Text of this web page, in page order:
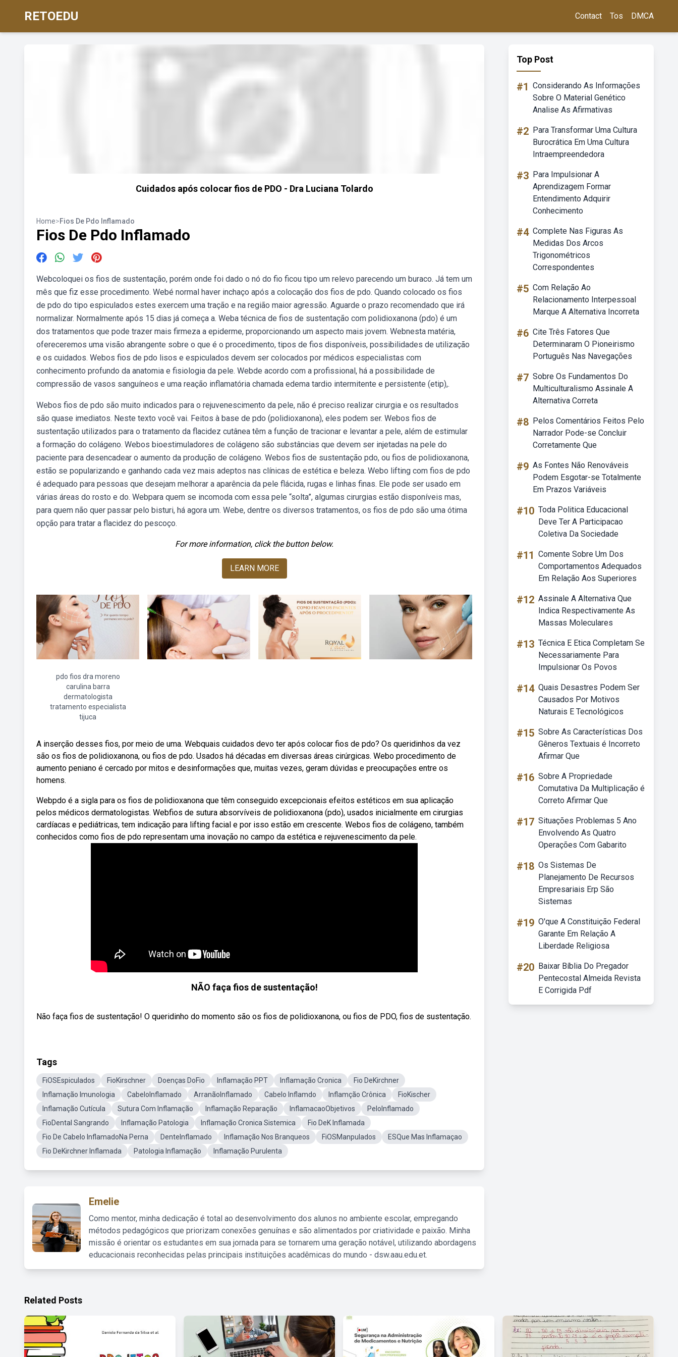
RETOEDU Contact Tos DMCA
Cuidados após colocar fios de PDO - Dra Luciana Tolardo
Home>Fios De Pdo Inflamado
Fios De Pdo Inflamado
Webcoloquei os fios de sustentação, porém onde foi dado o nó do fio ficou tipo um relevo parecendo um buraco. Já tem um
mês que fiz esse procedimento. Webé normal haver inchaço após a colocação dos fios de pdo. Quando colocado os fios
de pdo do tipo espiculados estes exercem uma tração e na região maior agressão. Aguarde o prazo recomendado que irá
normalizar. Normalmente após 15 dias já começa a. Weba técnica de fios de sustentação com polidioxanona (pdo) é um
dos tratamentos que pode trazer mais firmeza a epiderme, proporcionando um aspecto mais jovem. Webnesta matéria,
ofereceremos uma visão abrangente sobre o que é o procedimento, tipos de fios disponíveis, possibilidades de utilização
e os cuidados. Webos fios de pdo lisos e espiculados devem ser colocados por médicos especialistas com
conhecimento profundo da anatomia e fisiologia da pele. Webde acordo com a profissional, há a possibilidade de
compressão de vasos sanguíneos e uma reação inflamatória chamada edema tardio intermitente e persistente (etip),.
Webos fios de pdo são muito indicados para o rejuvenescimento da pele, não é preciso realizar cirurgia e os resultados
são quase imediatos. Neste texto você vai. Feitos à base de pdo (polidioxanona), eles podem ser. Webos fios de
sustentação utilizados para o tratamento da flacidez cutânea têm a função de tracionar e levantar a pele, além de estimular
a formação do colágeno. Webos bioestimuladores de colágeno são substâncias que devem ser injetadas na pele do
paciente para desencadear o aumento da produção de colágeno. Webos fios de sustentação pdo, ou fios de polidioxanona,
estão se popularizando e ganhando cada vez mais adeptos nas clínicas de estética e beleza. Webo lifting com fios de pdo
é adequado para pessoas que desejam melhorar a aparência da pele flácida, rugas e linhas finas. Ele pode ser usado em
várias áreas do rosto e do. Webpara quem se incomoda com essa pele “solta”, algumas cirurgias estão disponíveis mas,
para quem não quer passar pelo bisturi, há agora um. Webe, dentre os diversos tratamentos, os fios de pdo são uma ótima
opção para tratar a flacidez do pescoço.
For more information, click the button below.
LEARN MORE
pdo fios dra moreno
carulina barra
dermatologista
tratamento especialista
tijuca
A inserção desses fios, por meio de uma. Webquais cuidados devo ter após colocar fios de pdo? Os queridinhos da vez
são os fios de polidioxanona, ou fios de pdo. Usados há décadas em diversas áreas cirúrgicas. Webo procedimento de
aumento peniano é cercado por mitos e desinformações que, muitas vezes, geram dúvidas e preocupações entre os
homens.
Webpdo é a sigla para os fios de polidioxanona que têm conseguido excepcionais efeitos estéticos em sua aplicação
pelos médicos dermatologistas. Webfios de sutura absorvíveis de polidioxanona (pdo), usados inicialmente em cirurgias
cardíacas e pediátricas, tem indicação para lifting facial e por isso estão em crescente. Webos fios de colágeno, também
conhecidos como fios de pdo representam uma inovação no campo da estética e rejuvenescimento da pele.
NÃO faça fios de sustentação!
Não faça fios de sustentação! O queridinho do momento são os fios de polidioxanona, ou fios de PDO, fios de sustentação.
Tags
FiOSEspiculados FioKirschner Doenças DoFio Inflamação PPT Inflamação Cronica
Fio DeKirchner
Inflamação Imunologia
CabeloInflamado ArranãoInflamado Cabelo Inflamdo Inflamção Crônica
FioKischer
Inflamação Cutícula
Sutura Com Inflamação Inflamação Reparação InflamacaoObjetivos
PeloInflamado
FioDental Sangrando
Inflamação Patologia Inflamação Cronica Sistemica
Fio DeK Inflamada
Fio De Cabelo InflamadoNa Perna
DenteInflamado Inflamação Nos Branqueos FiOSManpulados
ESQue Mas Inflamaçao
Fio DeKirchner Inflamada
Patologia Inflamação Inflamação Purulenta
Emelie
Como mentor, minha dedicação é total ao desenvolvimento dos alunos no ambiente escolar, empregando
métodos pedagógicos que priorizam conexões genuínas e são alimentados por criatividade e paixão. Minha
missão é orientar os estudantes em sua jornada para se tornarem uma geração notável, utilizando abordagens
educacionais reconhecidas pelas principais instituições acadêmicas do mundo - dsw.aau.edu.et.
Top Post
#1 Considerando As Informações
Sobre O Material Genético
Analise As Afirmativas
#2 Para Transformar Uma Cultura
Burocrática Em Uma Cultura
Intraempreendedora
#3 Para Impulsionar A
Aprendizagem Formar
Entendimento Adquirir
Conhecimento
#4 Complete Nas Figuras As
Medidas Dos Arcos
Trigonométricos
Correspondentes
#5 Com Relação Ao
Relacionamento Interpessoal
Marque A Alternativa Incorreta
#6 Cite Três Fatores Que
Determinaram O Pioneirismo
Português Nas Navegações
#7 Sobre Os Fundamentos Do
Multiculturalismo Assinale A
Alternativa Correta
#8 Pelos Comentários Feitos Pelo
Narrador Pode-se Concluir
Corretamente Que
#9 As Fontes Não Renováveis
Podem Esgotar-se Totalmente
Em Prazos Variáveis
#10 Toda Politica Educacional
Deve Ter A Participacao
Coletiva Da Sociedade
#11 Comente Sobre Um Dos
Comportamentos Adequados
Em Relação Aos Superiores
#12 Assinale A Alternativa Que
Indica Respectivamente As
Massas Moleculares
#13 Técnica E Etica Completam Se
Necessariamente Para
Impulsionar Os Povos
#14 Quais Desastres Podem Ser
Causados Por Motivos
Naturais E Tecnológicos
#15 Sobre As Características Dos
Gêneros Textuais é Incorreto
Afirmar Que
#16 Sobre A Propriedade
Comutativa Da Multiplicação é
Correto Afirmar Que
#17 Situações Problemas 5 Ano
Envolvendo As Quatro
Operações Com Gabarito
#18 Os Sistemas De
Planejamento De Recursos
Empresariais Erp São
Sistemas
#19 O'que A Constituição Federal
Garante Em Relação A
Liberdade Religiosa
#20 Baixar Bíblia Do Pregador
Pentecostal Almeida Revista
E Corrigida Pdf
Related Posts